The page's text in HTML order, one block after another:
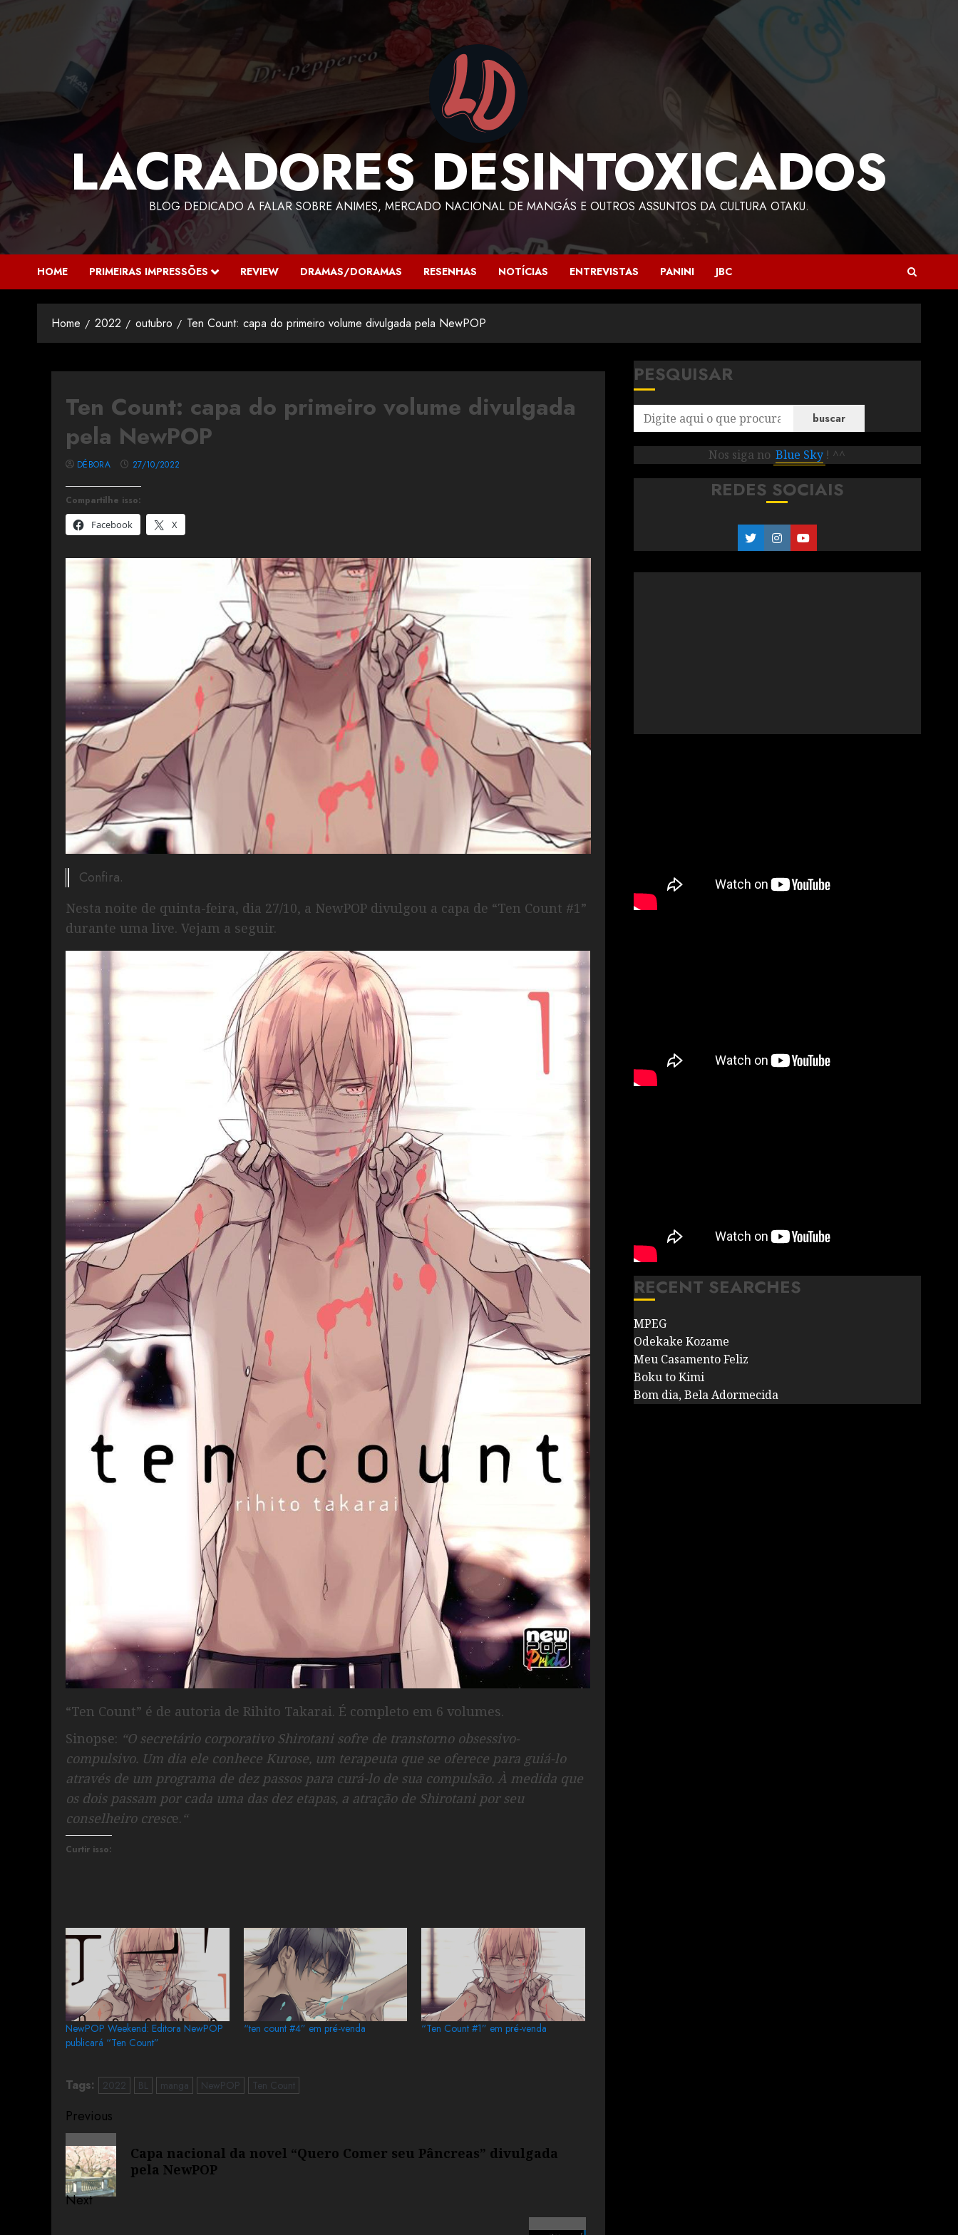
LACRADORES DESINTOXICADOS
BLOG DEDICADO A FALAR SOBRE ANIMES, MERCADO NACIONAL DE MANGÁS E OUTROS ASSUNTOS DA CULTURA OTAKU.
HOME PRIMEIRAS IMPRESSÕES REVIEW DRAMAS/DORAMAS RESENHAS NOTÍCIAS ENTREVISTAS PANINI JBC
Home 2022 outubro Ten Count: capa do primeiro volume divulgada pela NewPOP
Ten Count: capa do primeiro volume divulgada
pela NewPOP
Compartilhe isso:
Facebook
X
DÉBORA 27/10/2022
Confira.
Nesta noite de quinta-feira, dia 27/10, a NewPOP divulgou a capa de “Ten Count #1”
durante uma live. Vejam a seguir.
“Ten Count” é de autoria de Rihito Takarai. É completo em 6 volumes.
Sinopse: “O secretário corporativo Shirotani sofre de transtorno obsessivo-
compulsivo. Um dia ele conhece Kurose, um terapeuta que se oferece para guiá-lo
através de um programa de dez passos para curá-lo de sua compulsão. À medida que
os dois passam por cada uma das dez etapas, a atração de Shirotani por seu
conselheiro cresce. “
Curtir isso:
NewPOP Weekend: Editora NewPOP
publicará “Ten Count”
“ten count #4” em pré-venda “Ten Count #1” em pré-venda
Tags: 2022 BL manga NewPOP Ten Count
Previous
Capa nacional da novel “Quero Comer seu Pâncreas” divulgada
pela NewPOP
Next
PESQUISAR
buscar
Nos siga no Blue Sky ! ^^
REDES SOCIAIS
RECENT SEARCHES
MPEG
Odekake Kozame
Meu Casamento Feliz
Boku to Kimi
Bom dia, Bela Adormecida